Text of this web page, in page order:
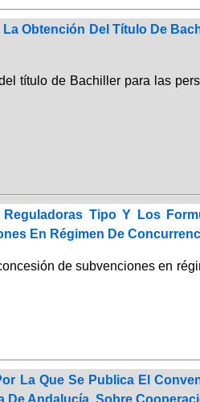
Obtención Del Título De
título de Bachiller para las
Tipo Y Los
En Régimen De
de subvenciones en
La Que Se Publica El
Andalucía, Sobre